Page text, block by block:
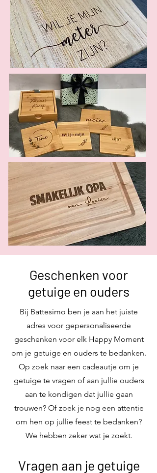
Geschenken voor
getuige en ouders
Bij Battesimo ben je aan het juiste
adres voor gepersonaliseerde
geschenken voor elk Happy Moment
om je getuige en ouders te bedanken.
Op zoek naar een cadeautje om je
getuige te vragen of aan jullie ouders
aan te kondigen dat jullie gaan
trouwen? Of zoek je nog een attentie
om hen op jullie feest te bedanken?
We hebben zeker wat je zoekt.
Vragen aan je getuige